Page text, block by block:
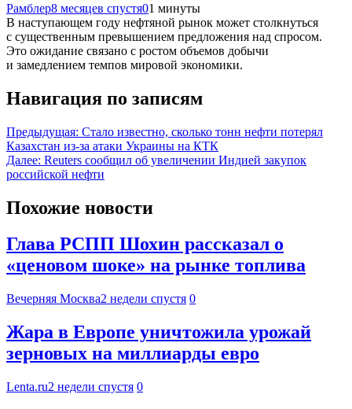
Рамблер8 месяцев спустя01 минуты
В наступающем году нефтяной рынок может столкнуться
с существенным превышением предложения над спросом.
Это ожидание связано с ростом объемов добычи
и замедлением темпов мировой экономики.
Навигация по записям
Предыдущая: Стало известно, сколько тонн нефти потерял
Казахстан из-за атаки Украины на КТК
Далее: Reuters сообщил об увеличении Индией закупок
российской нефти
Похожие новости
Глава РСПП Шохин рассказал о
«ценовом шоке» на рынке топлива
Вечерняя Москва2 недели спустя 0
Жара в Европе уничтожила урожай
зерновых на миллиарды евро
Lenta.ru2 недели спустя 0